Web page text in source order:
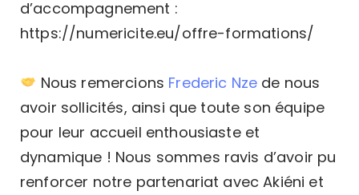
d’accompagnement :
https://numericite.eu/offre-formations/
Nous remercions Frederic Nze de nous
avoir sollicités, ainsi que toute son équipe
pour leur accueil enthousiaste et
dynamique ! Nous sommes ravis d’avoir pu
renforcer notre partenariat avec Akiéni et